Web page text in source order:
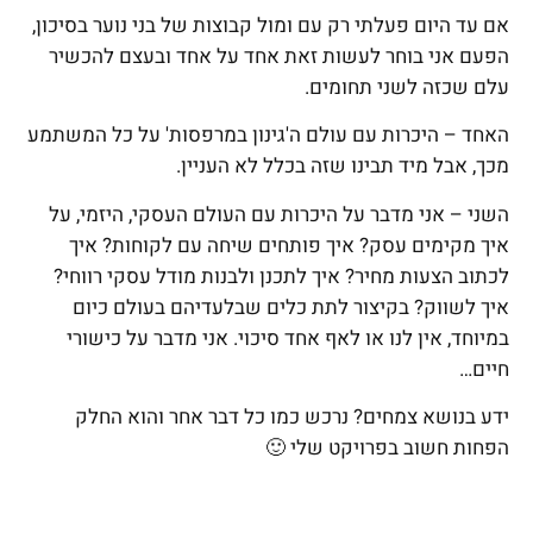
אם עד היום פעלתי רק עם ומול קבוצות של בני נוער בסיכון,
הפעם אני בוחר לעשות זאת אחד על אחד ובעצם להכשיר
עלם שכזה לשני תחומים.
האחד – היכרות עם עולם ה'גינון במרפסות' על כל המשתמע
מכך, אבל מיד תבינו שזה בכלל לא העניין.
השני – אני מדבר על היכרות עם העולם העסקי, היזמי, על
איך מקימים עסק? איך פותחים שיחה עם לקוחות? איך
לכתוב הצעות מחיר? איך לתכנן ולבנות מודל עסקי רווחי?
איך לשווק? בקיצור לתת כלים שבלעדיהם בעולם כיום
במיוחד, אין לנו או לאף אחד סיכוי. אני מדבר על כישורי
חיים…
ידע בנושא צמחים? נרכש כמו כל דבר אחר והוא החלק
הפחות חשוב בפרויקט שלי 🙂